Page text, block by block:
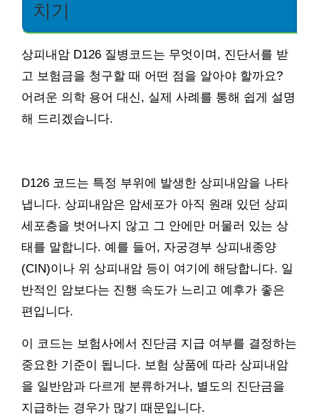
치기
상피내암 D126 질병코드는 무엇이며, 진단서를 받
고 보험금을 청구할 때 어떤 점을 알아야 할까요?
어려운 의학 용어 대신, 실제 사례를 통해 쉽게 설명
해 드리겠습니다.
D126 코드는 특정 부위에 발생한 상피내암을 나타
냅니다. 상피내암은 암세포가 아직 원래 있던 상피
세포층을 벗어나지 않고 그 안에만 머물러 있는 상
태를 말합니다. 예를 들어, 자궁경부 상피내종양
(CIN)이나 위 상피내암 등이 여기에 해당합니다. 일
반적인 암보다는 진행 속도가 느리고 예후가 좋은
편입니다.
이 코드는 보험사에서 진단금 지급 여부를 결정하는
중요한 기준이 됩니다. 보험 상품에 따라 상피내암
을 일반암과 다르게 분류하거나, 별도의 진단금을
지급하는 경우가 많기 때문입니다.